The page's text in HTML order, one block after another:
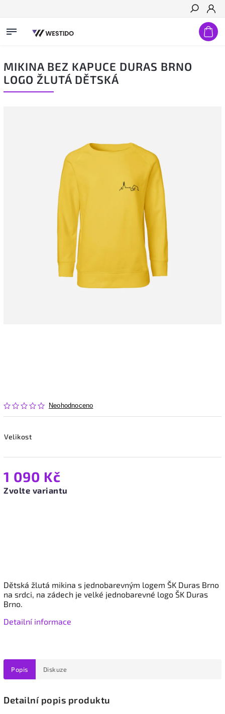
Hledat
MIKINA BEZ KAPUCE DURAS BRNO
LOGO ŽLUTÁ DĚTSKÁ
Neohodnoceno
Velikost
1 090 Kč
Zvolte variantu
Dětská žlutá mikina s jednobarevným logem ŠK Duras Brno
na srdci, na zádech je velké jednobarevné logo ŠK Duras
Brno.
Detailní informace
Popis Diskuze
Detailní popis produktu